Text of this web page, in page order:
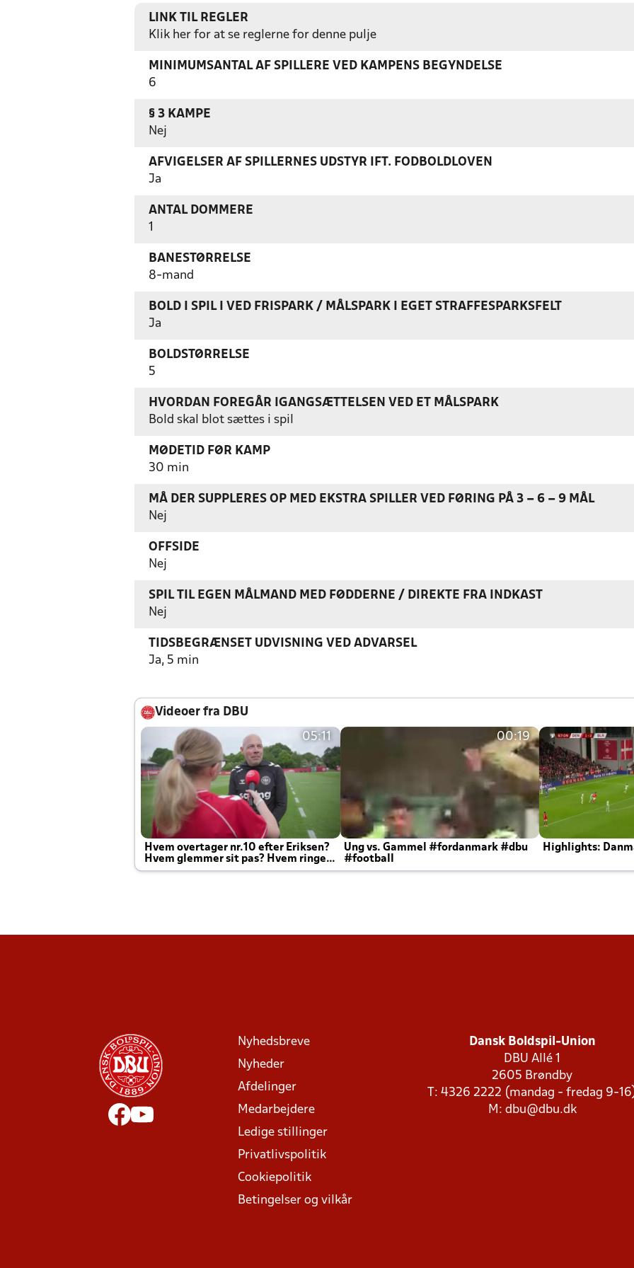
LINK TIL REGLER
Klik her for at se reglerne for denne pulje
MINIMUMSANTAL AF SPILLERE VED KAMPENS BEGYNDELSE
6
§ 3 KAMPE
Nej
AFVIGELSER AF SPILLERNES UDSTYR IFT. FODBOLDLOVEN
Ja
ANTAL DOMMERE
1
BANESTØRRELSE
8-mand
BOLD I SPIL I VED FRISPARK / MÅLSPARK I EGET STRAFFESPARKSFELT
Ja
BOLDSTØRRELSE
5
HVORDAN FOREGÅR IGANGSÆTTELSEN VED ET MÅLSPARK
Bold skal blot sættes i spil
MØDETID FØR KAMP
30 min
MÅ DER SUPPLERES OP MED EKSTRA SPILLER VED FØRING PÅ 3 – 6 – 9 MÅL
Nej
OFFSIDE
Nej
SPIL TIL EGEN MÅLMAND MED FØDDERNE / DIREKTE FRA INDKAST
Nej
TIDSBEGRÆNSET UDVISNING VED ADVARSEL
Ja, 5 min
Videoer fra DBU
05:11
Hvem overtager nr.10 efter Eriksen?
Hvem glemmer sit pas? Hvem ringer
Joachim altid til efter kampe?
00:19
Ung vs. Gammel #fordanmark #dbu
#football
Highlights:
Nyhedsbreve
Nyheder
Afdelinger
Medarbejdere
Ledige stillinger
Privatlivspolitik
Cookiepolitik
Betingelser og vilkår
Dansk Boldspil-Union
DBU Allé 1
2605 Brøndby
T: 4326 2222 (mandag - fredag 9-
M: dbu@dbu.dk